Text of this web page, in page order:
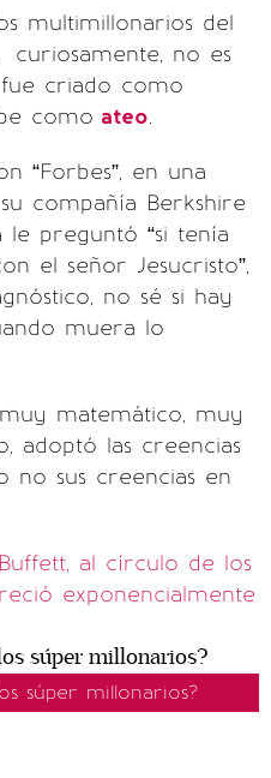
multimillonarios del
curiosamente, no es
criado como
como ateo.
“Forbes”, en una
compañía Berkshire
le preguntó “si tenía
el señor Jesucristo”,
no sé si hay
muera lo
matemático, muy
adoptó las creencias
no sus creencias en
al círculo de los
exponencialmente
súper millonarios?